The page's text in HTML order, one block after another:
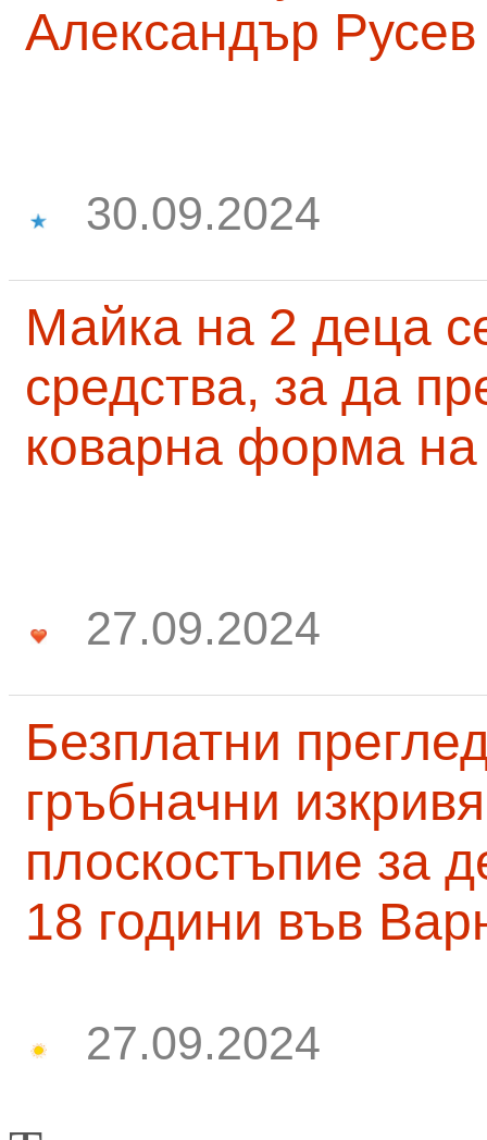
Александър Русев
30.09.2024
Майка на 2 деца
средства, за да
коварна форма на
27.09.2024
Безплатни
гръбначни
плоскостъпие за
18 години във
27.09.2024